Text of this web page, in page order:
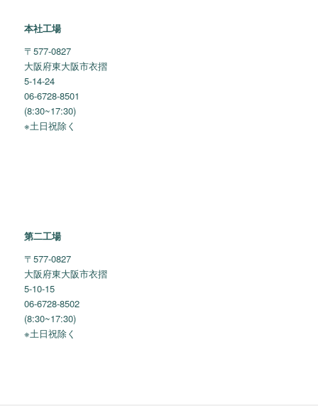
本社工場
〒577-0827
大阪府東大阪市衣摺
5-14-24
06-6728-8501
(8:30~17:30)
※土日祝除く
第二工場
〒577-0827
大阪府東大阪市衣摺
5-10-15
06-6728-8502
(8:30~17:30)
※土日祝除く